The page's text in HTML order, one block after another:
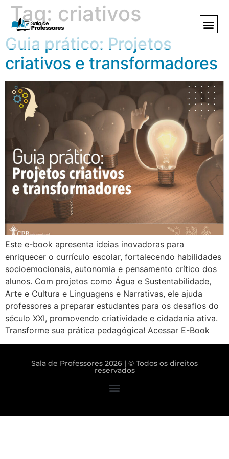
Tag: criativos
Guia prático: Projetos
criativos e transformadores
Este e-book apresenta ideias inovadoras para
enriquecer o currículo escolar, fortalecendo habilidades
socioemocionais, autonomia e pensamento crítico dos
alunos. Com projetos como Água e Sustentabilidade,
Arte e Cultura e Linguagens e Narrativas, ele ajuda
professores a preparar estudantes para os desafios do
século XXI, promovendo criatividade e cidadania ativa.
Transforme sua prática pedagógica! Acessar E-Book
Sala de Professores 2026 | © Todos os direitos
reservados